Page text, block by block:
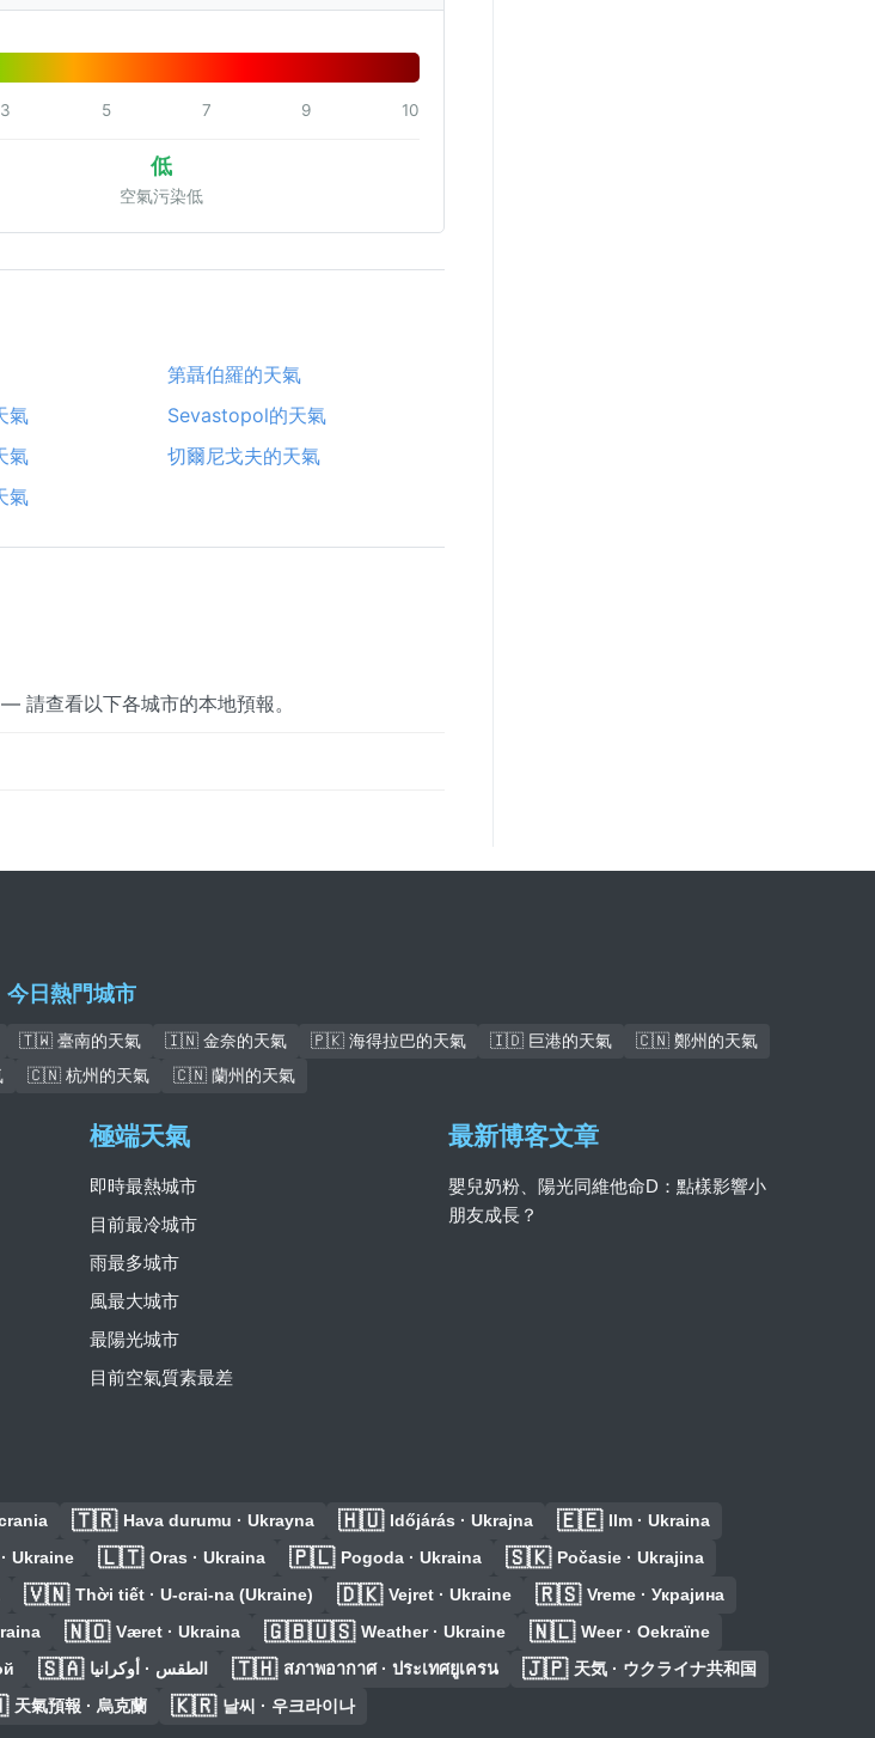
3 5 7 9 10
低
空氣污染低
第聶伯羅的天氣
氣
Sevastopol的天氣
氣
切爾尼戈夫的天氣
氣
請查看以下各城市的本地預報。
今日熱門城市
🇹🇼 臺南的天氣 🇮🇳 金奈的天氣 🇵🇰 海得拉巴的天氣 🇮🇩 巨港的天氣
🇨🇳 鄭州的天氣
🇨🇳 杭州的天氣 🇨🇳 蘭州的天氣
極端天氣
即時最熱城市
目前最冷城市
雨最多城市
風最大城市
最陽光城市
目前空氣質素最差
最新博客文章
嬰兒奶粉、陽光同維他命D：點樣影響小
朋友成長？
🇹🇷 Hava durumu · Ukrayna 🇭🇺 Időjárás · Ukrajna 🇪🇪 Ilm · Ukraina
Ukraine 🇱🇹 Oras · Ukraina 🇵🇱 Pogoda · Ukraina 🇸🇰 Počasie · Ukrajina
🇻🇳 Thời tiết · U-crai-na (Ukraine) 🇩🇰 Vejret · Ukraine 🇷🇸 Vreme · Украјина
🇳🇴 Været · Ukraina 🇬🇧🇺🇸 Weather · Ukraine 🇳🇱 Weer · Oekraïne
🇸🇦 الطقس · أوكرانيا 🇹🇭 สภาพอากาศ · ประเทศยูเครน 🇯🇵 天気 · ウクライナ共和国
天氣預報 · 烏克蘭 🇰🇷 날씨 · 우크라이나